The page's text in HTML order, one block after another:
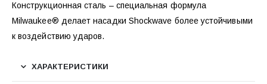
Конструкционная сталь – специальная формула
Milwaukee® делает насадки Shockwave более устойчивыми
к воздействию ударов.
ХАРАКТЕРИСТИКИ